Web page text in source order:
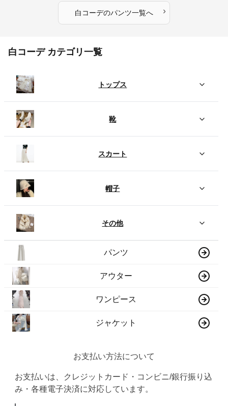
白コーデのパンツ一覧へ ›
白コーデ カテゴリ一覧
トップス
靴
スカート
帽子
その他
パンツ
アウター
ワンピース
ジャケット
お支払い方法について
お支払いは、クレジットカード・コンビニ/銀行振り込
み・各種電子決済に対応しています。